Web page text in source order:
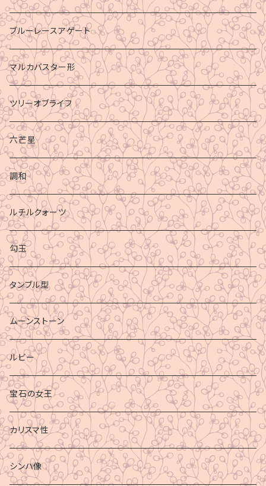
ブルーレースアゲート
マルカバスター形
ツリーオブライフ
六芒星
調和
ルチルクォーツ
勾玉
タンブル型
ムーンストーン
ルビー
宝石の女王
カリスマ性
シンハ像